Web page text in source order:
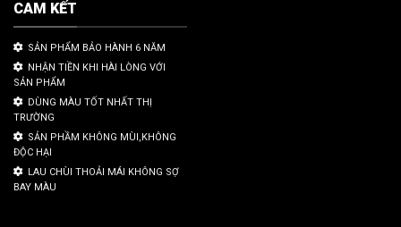
CAM KẾT
SẢN PHẨM BẢO HÀNH 6 NĂM
NHẬN TIỀN KHI HÀI LÒNG VỚI
SẢN PHẨM
DÙNG MÀU TỐT NHẤT THỊ
TRƯỜNG
SẢN PHẦM KHÔNG MÙI,KHÔNG
ĐỘC HẠI
LAU CHÙI THOẢI MÁI KHÔNG SỢ
BAY MÀU